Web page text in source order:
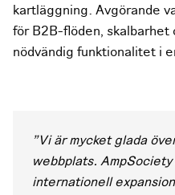
kartläggning. Avgörande
för B2B-flöden, skalbarhet
nödvändig funktionalitet i
"Vi är mycket glada
webbplats.
internationell